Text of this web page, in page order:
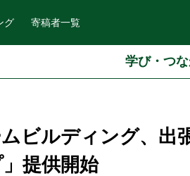
グ 寄稿者一覧
学び・つ
ビルディング、出
提供開始